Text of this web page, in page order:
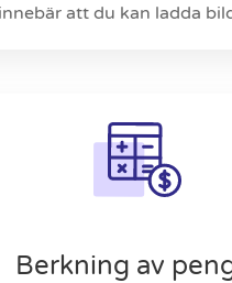
att du kan ladda
Berkning av